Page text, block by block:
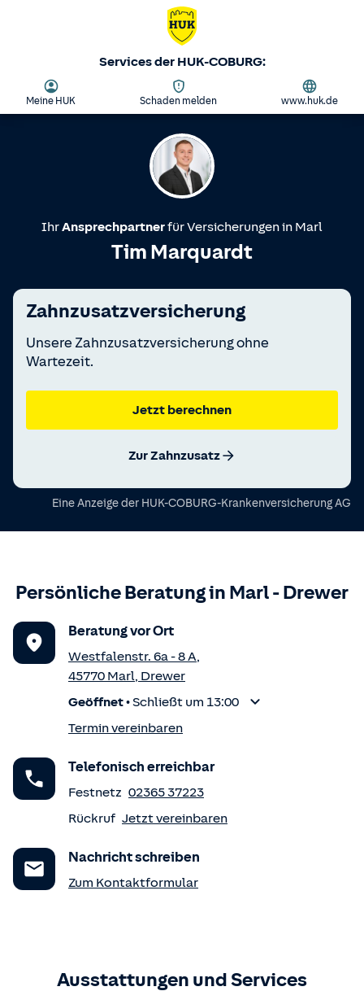
Services der HUK-COBURG:
Meine HUK Schaden melden www.huk.de
IhrAnsprechpartnerfür Versicherungen in Marl
Tim Marquardt
Zahnzusatzversicherung
Unsere Zahnzusatzversicherung ohne
Wartezeit.
Jetzt berechnen
Zur Zahnzusatz
Eine Anzeige der HUK-COBURG-Krankenversicherung AG
Persönliche Beratung in Marl-Drewer
Beratung vor Ort
Westfalenstr. 6a - 8 A,
45770 Marl, Drewer
Geöffnet•Schließt um 13:00
Termin vereinbaren
Telefonisch erreichbar
Festnetz 02365 37223
Rückruf Jetzt vereinbaren
Nachricht schreiben
Zum Kontaktformular
Ausstattungen und Services